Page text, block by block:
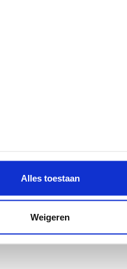
Alles toestaan
Weigeren